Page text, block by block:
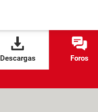
Descargas Foros